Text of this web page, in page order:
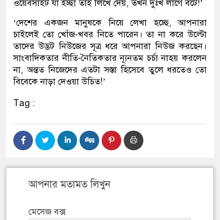
ওয়েবসাইট যা ইচ্ছা তাই লিখে দেয়, তখন দুঃখ লাগে বটে!’
‘দেশের একজন মানুষকে নিয়ে লেখা হচ্ছে, আপনারা
চাইলেই তো খোঁজ-খবর নিতে পারেন। তা না করে উল্টো
তাদের উদ্ভট নিউজের সূত্র ধরে আপনারা নিউজ করছেন।
সাংবাদিকতার নীতি-নৈতিকতার ন্যূনতম চর্চা নাহয় করলেন
না, অন্তত নিজেদের এতটা সস্তা হিসেবে তুলে ধরতেও তো
বিবেকে নাড়া দেওয়া উচিত!’
Tag :
আপনার মতামত লিখুন
মেসেজ বক্স